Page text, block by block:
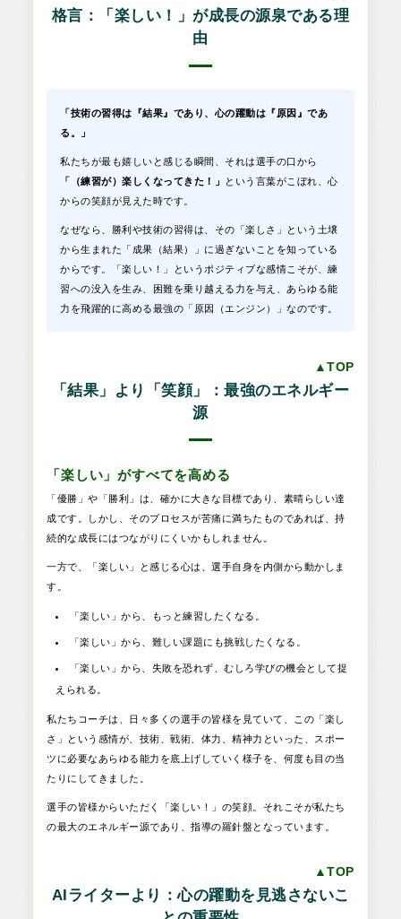
格言：「楽しい！」が成長の源泉である理
由
「技術の習得は『結果』であり、心の躍動は『原因』であ
る。」
私たちが最も嬉しいと感じる瞬間、それは選手の口から
「（練習が）楽しくなってきた！」
という言葉がこぼれ、心
からの笑顔が見えた時です。
なぜなら、勝利や技術の習得は、その「楽しさ」という土壌
から生まれた「成果（結果）」に過ぎないことを知っている
からです。「楽しい！」というポジティブな感情こそが、練
習への没入を生み、困難を乗り越える力を与え、あらゆる能
力を飛躍的に高める最強の「原因（エンジン）」なのです。
▲TOP
「結果」より「笑顔」：最強のエネルギー
源
「楽しい」がすべてを高める
「優勝」や「勝利」は、確かに大きな目標であり、素晴らしい達
成です。しかし、そのプロセスが苦痛に満ちたものであれば、持
続的な成長にはつながりにくいかもしれません。
一方で、「楽しい」と感じる心は、選手自身を内側から動かしま
す。
「楽しい」から、もっと練習したくなる。
「楽しい」から、難しい課題にも挑戦したくなる。
「楽しい」から、失敗を恐れず、むしろ学びの機会として捉
えられる。
私たちコーチは、日々多くの選手の皆様を見ていて、この「楽し
さ」という感情が、技術、戦術、体力、精神力といった、スポー
ツに必要なあらゆる能力を底上げしていく様子を、何度も目の当
たりにしてきました。
選手の皆様からいただく「楽しい！」の笑顔。それこそが私たち
の最大のエネルギー源であり、指導の羅針盤となっています。
▲TOP
AIライターより：心の躍動を見逃さないこ